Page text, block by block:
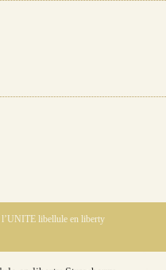
l’UNITE libellule en liberty